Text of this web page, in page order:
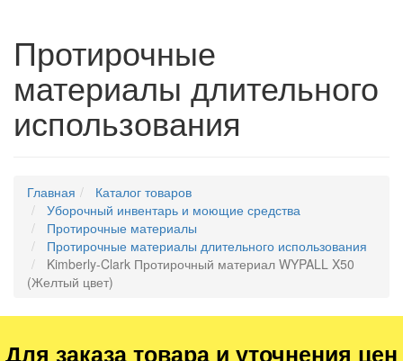
Протирочные
материалы длительного
использования
Главная
Каталог товаров
Уборочный инвентарь и моющие средства
Протирочные материалы
Протирочные материалы длительного использования
Kimberly-Clark Протирочный материал WYPALL X50
(Желтый цвет)
Для заказа товара и уточнения цен